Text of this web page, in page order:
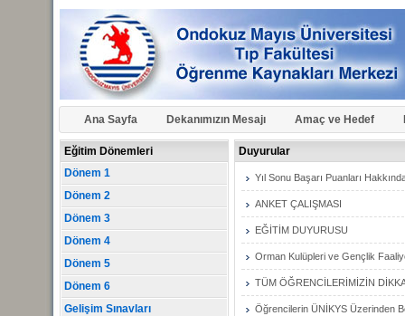
Ana Sayfa Dekanımızın Mesajı Amaç ve Hedef
Eğitim Dönemleri
Dönem 1
Dönem 2
Dönem 3
Dönem 4
Dönem 5
Dönem 6
Gelişim Sınavları
Duyurular
Yıl Sonu Başarı Puanları
ANKET ÇALIŞMASI
EĞİTİM DUYURUSU
Orman Kulüpleri ve Gençlik
TÜM ÖĞRENCİLERİMİZİN
Öğrencilerin ÜNİKYS Üzerinden